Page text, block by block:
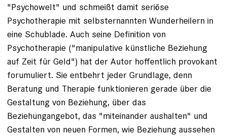
"Psychowelt" und schmeißt damit seriöse
Psychotherapie mit selbsternannten Wunderheilern in
eine Schublade. Auch seine Definition von
Psychotherapie ("manipulative künstliche Beziehung
auf Zeit für Geld") hat der Autor hoffentlich provokant
forumuliert. Sie entbehrt jeder Grundlage, denn
Beratung und Therapie funktionieren gerade über die
Gestaltung von Beziehung, über das
Beziehungangebot, das "miteinander aushalten" und
Gestalten von neuen Formen, wie Beziehung aussehen